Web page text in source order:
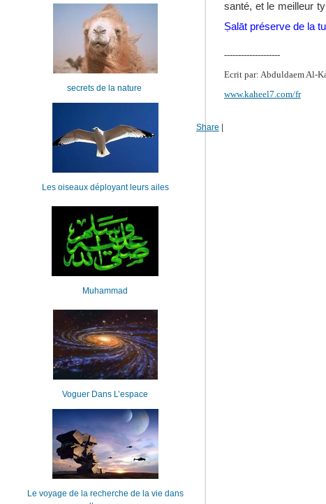
santé, et le meilleur
Ṣalāt préserve de la
--------------------
Ecrit par: Abduldaem Al-
www.kaheel7.com/fr
Share
secrets de la nature
Les oiseaux déployant leurs ailes
Muhammad
Voguer Dans L’espace
Le voyage de la recherche de la vie dans